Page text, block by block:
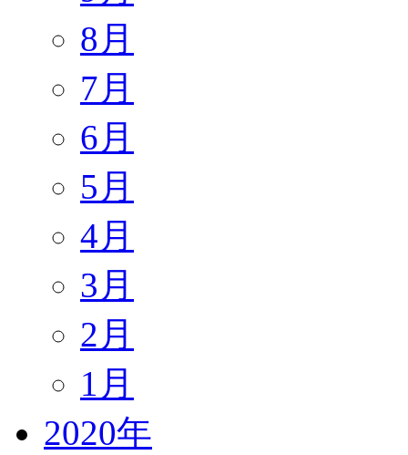
8月
7月
6月
5月
4月
3月
2月
1月
2020年